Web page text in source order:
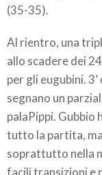
(35-35).
Al rientro, una
allo scadere dei
per gli eugubini.
segnano un
palaPippi. Gubbio
tutto la partita,
soprattutto nella
facili transizioni e